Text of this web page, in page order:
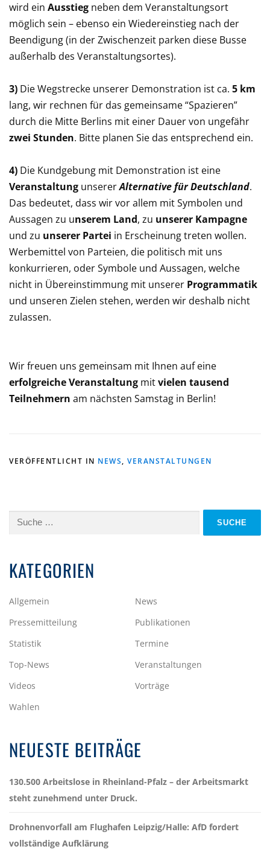
wird ein Ausstieg neben dem Veranstaltungsort
möglich sein – ebenso ein Wiedereinstieg nach der
Beendigung (in der Zwischenzeit parken diese Busse
außerhalb des Veranstaltungsortes).
3) Die Wegstrecke unserer Demonstration ist ca. 5 km
lang, wir rechnen für das gemeinsame “Spazieren”
durch die Mitte Berlins mit einer Dauer von ungefähr
zwei Stunden. Bitte planen Sie das entsprechend ein.
4) Die Kundgebung mit Demonstration ist eine
Veranstaltung unsererAlternative für Deutschland.
Das bedeutet, dass wir vor allem mit Symbolen und
Aussagen zu unserem Land, zu unserer Kampagne
und zu unserer Partei in Erscheinung treten wollen.
Werbemittel von Parteien, die politisch mit uns
konkurrieren, oder Symbole und Aussagen, welche
nicht in Übereinstimmung mit unserer Programmatik
und unseren Zielen stehen, werden wir deshalb nicht
zulassen.
Wir freuen uns gemeinsam mit Ihnen auf eine
erfolgreiche Veranstaltung mitvielen tausend
Teilnehmern am nächsten Samstag in Berlin!
VERÖFFENTLICHT IN NEWS, VERANSTALTUNGEN
Suche
KATEGORIEN
Allgemein
News
Pressemitteilung
Publikationen
Statistik
Termine
Top-News
Veranstaltungen
Videos
Vorträge
Wahlen
NEUESTE BEITRÄGE
130.500 Arbeitslose in Rheinland-Pfalz – der Arbeitsmarkt
steht zunehmend unter Druck.
Drohnenvorfall am Flughafen Leipzig/Halle: AfD fordert
vollständige Aufklärung